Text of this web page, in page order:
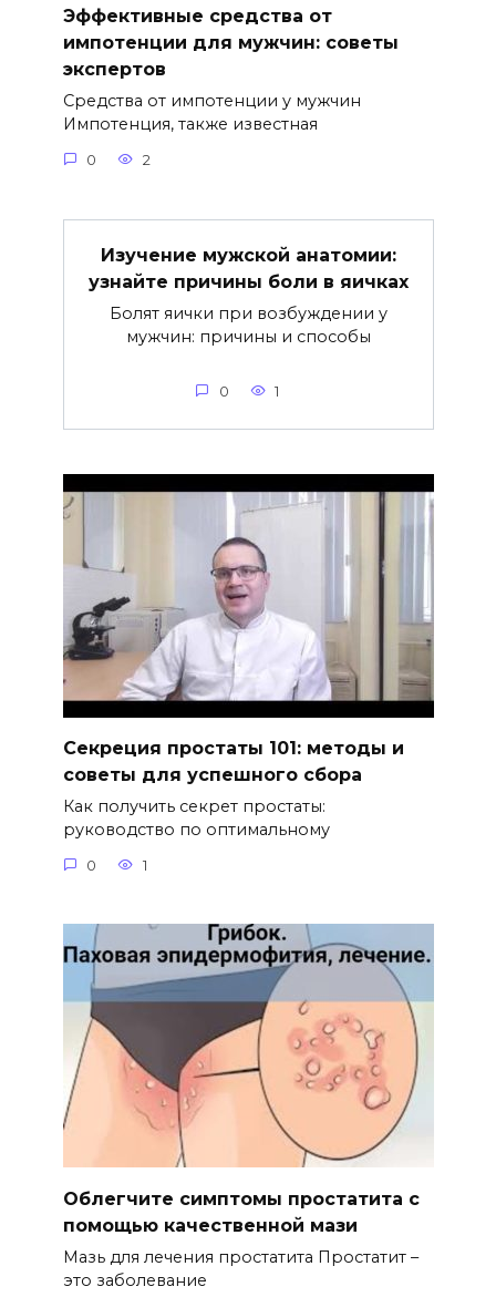
Эффективные средства от
импотенции для мужчин: советы
экспертов
Средства от импотенции у мужчин
Импотенция, также известная
0 2
Изучение мужской анатомии:
узнайте причины боли в яичках
Болят яички при возбуждении у
мужчин: причины и способы
0 1
Секреция простаты 101: методы и
советы для успешного сбора
Как получить секрет простаты:
руководство по оптимальному
0 1
Облегчите симптомы простатита с
помощью качественной мази
Мазь для лечения простатита Простатит –
это заболевание